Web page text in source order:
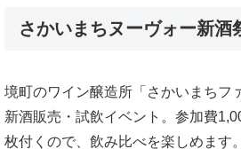
さかいまちヌーヴォー新酒
境町のワイン醸造所「さかいまちフ
新酒販売・試飲イベント。参加費
枚付くので、飲み比べを楽しめます。